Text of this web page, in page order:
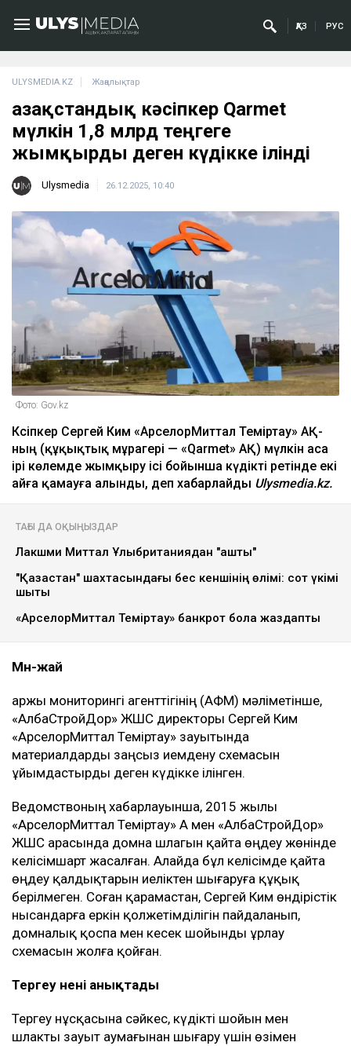
ҚАЗ РУС
ULYSMEDIA.KZ Жаңалықтар
Қазақстандық кәсіпкер Qarmet
мүлкін 1,8 млрд теңгеге
жымқырды деген күдікке ілінді
Ulysmedia 26.12.2025, 10:40
Фото: Gov.kz
Кәсіпкер Сергей Ким «АрселорМиттал Теміртау» АҚ-
ның (құқықтық мұрагері — «Qarmet» АҚ) мүлкін аса
ірі көлемде жымқыру ісі бойынша күдікті ретінде екі
айға қамауға алынды, деп хабарлайды Ulysmedia.kz.
ТАҒЫ ДА ОҚЫҢЫЗДАР
Лакшми Миттал Ұлыбританиядан "қашты"
"Қазақстан" шахтасындағы бес кеншінің өлімі: сот үкімі
шықты
«АрселорМиттал Теміртау» банкрот бола жаздапты
Мән-жай
Қаржы мониторингі агенттігінің (АФМ) мәліметінше,
«АлбаСтройДор» ЖШС директоры Сергей Ким
«АрселорМиттал Теміртау» зауытында
материалдарды заңсыз иемдену схемасын
ұйымдастырды деген күдікке ілінген.
Ведомствоның хабарлауынша, 2015 жылы
«АрселорМиттал Теміртау» АҚ мен «АлбаСтройДор»
ЖШС арасында домна шлагын қайта өңдеу жөнінде
келісімшарт жасалған. Алайда бұл келісімде қайта
өңдеу қалдықтарын иеліктен шығаруға құқық
берілмеген. Соған қарамастан, Сергей Ким өндірістік
нысандарға еркін қолжетімділігін пайдаланып,
домналық қоспа мен кесек шойынды ұрлау
схемасын жолға қойған.
Тергеу нені анықтады
Тергеу нұсқасына сәйкес, күдікті шойын мен
шлакты зауыт аумағынан шығару үшін өзімен